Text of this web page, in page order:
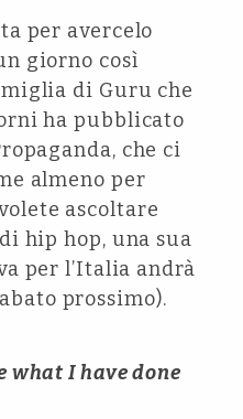
per avercelo
giorno così
di Guru che
ha pubblicato
che ci
almeno per
ascoltare
hip hop, una sua
per l’Italia andrà
prossimo).
what I have done